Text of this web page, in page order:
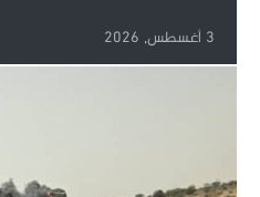
3 أغسطس, 2026